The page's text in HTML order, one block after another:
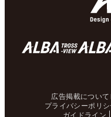
広告掲載について
プライバシーポリシ
ガイドライン